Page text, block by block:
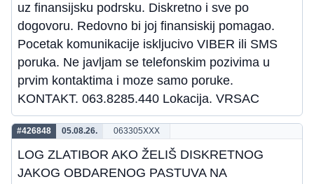
uz finansijsku podrsku. Diskretno i sve po
dogovoru. Redovno bi joj finansiskij pomagao.
Pocetak komunikacije iskljucivo VIBER ili SMS
poruka. Ne javljam se telefonskim pozivima u
prvim kontaktima i moze samo poruke.
KONTAKT. 063.8285.440 Lokacija. VRSAC
#426848 05.08.26. 063305XXX
LOG ZLATIBOR AKO ŽELIŠ DISKRETNOG
JAKOG OBDARENOG PASTUVA NA